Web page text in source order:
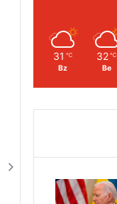
31 ℃
Bz
32 ℃
Be